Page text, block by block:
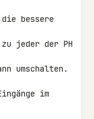
die bessere
jeder der PH
umschalten.
im